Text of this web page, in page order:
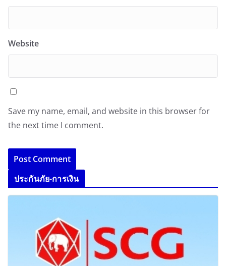
Website
Save my name, email, and website in this browser for
the next time I comment.
ประกันภัย-การเงิน